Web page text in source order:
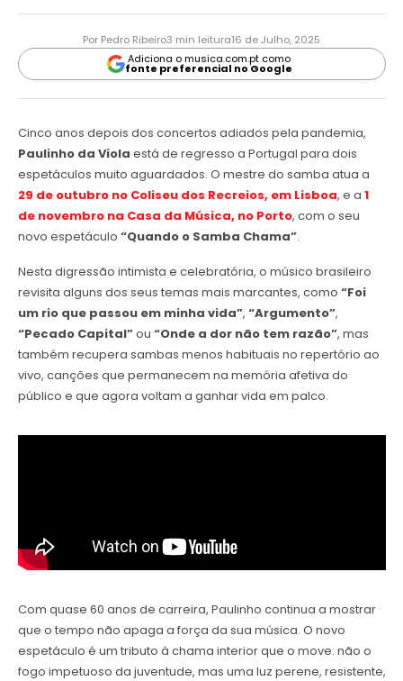
Por Pedro Ribeiro3 min leitura16 de Julho, 2025
Adiciona o musica.com.pt como
fonte preferencial no Google
Cinco anos depois dos concertos adiados pela pandemia,
Paulinho da Viola está de regresso a Portugal para dois
espetáculos muito aguardados. O mestre do samba atua a
29 de outubro no Coliseu dos Recreios, em Lisboa, e a 1
de novembro na Casa da Música, no Porto, com o seu
novo espetáculo “Quando o Samba Chama”.
Nesta digressão intimista e celebratória, o músico brasileiro
revisita alguns dos seus temas mais marcantes, como “Foi
um rio que passou em minha vida”, “Argumento”,
“Pecado Capital”ou “Onde a dor não tem razão”, mas
também recupera sambas menos habituais no repertório ao
vivo, canções que permanecem na memória afetiva do
público e que agora voltam a ganhar vida em palco.
Com quase 60 anos de carreira, Paulinho continua a mostrar
que o tempo não apaga a força da sua música. O novo
espetáculo é um tributo à chama interior que o move: não o
fogo impetuoso da juventude, mas uma luz perene, resistente,